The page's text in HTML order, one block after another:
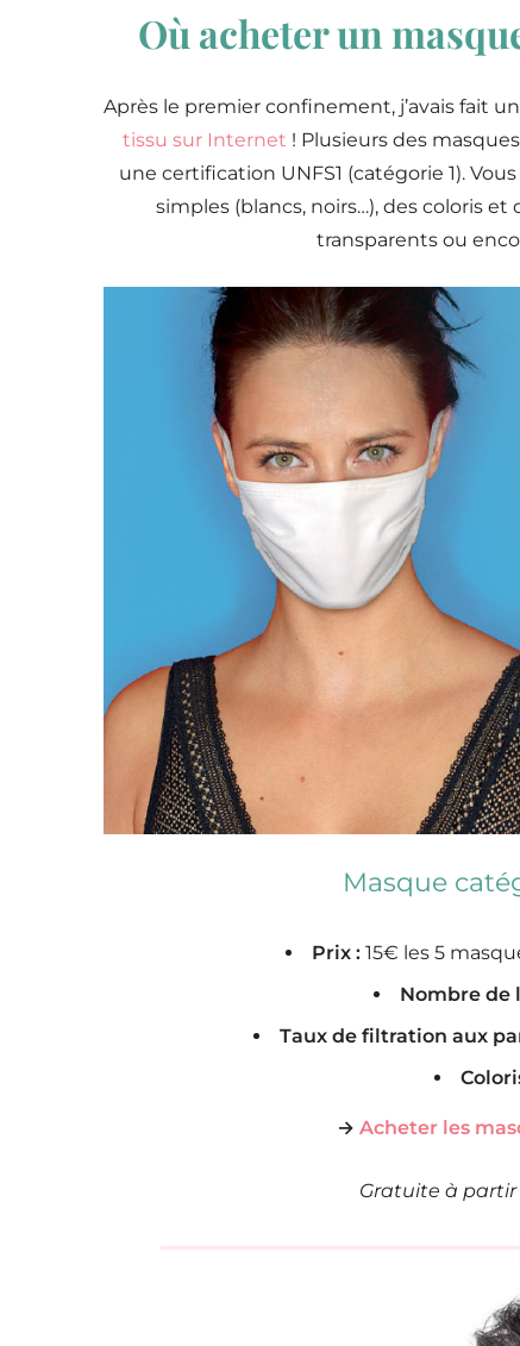
Où acheter un
Après le premier confinement, j’avais fait
tissu sur Internet ! Plusieurs des
une certification UNFS1 (catégorie 1).
simples (blancs, noirs…), des coloris
transparents ou
Masque
Prix :15€ les 5
Nombre de
Taux de filtration aux
→ Acheter les
Gratuite à partir